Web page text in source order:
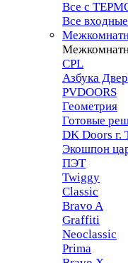
Все с
Все
CPL
Азбука
PVDOORS
Геометрия
Готовые
DK Doors
Экошпон
ПЭТ
Twiggy
Classic
Bravo A
Graffiti
Neoclassic
Prima